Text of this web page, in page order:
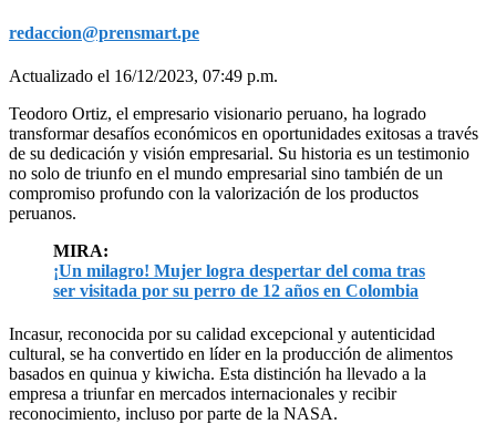
redaccion@prensmart.pe
Actualizado el 16/12/2023, 07:49 p.m.
Teodoro Ortiz, el empresario visionario peruano, ha logrado
transformar desafíos económicos en oportunidades exitosas a través
de su dedicación y visión empresarial. Su historia es un testimonio
no solo de triunfo en el mundo empresarial sino también de un
compromiso profundo con la valorización de los productos
peruanos.
MIRA:
¡Un milagro! Mujer logra despertar del coma tras
ser visitada por su perro de 12 años en Colombia
Incasur, reconocida por su calidad excepcional y autenticidad
cultural, se ha convertido en líder en la producción de alimentos
basados en quinua y kiwicha. Esta distinción ha llevado a la
empresa a triunfar en mercados internacionales y recibir
reconocimiento, incluso por parte de la NASA.